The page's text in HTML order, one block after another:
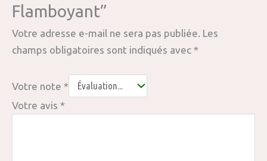
Flamboyant”
Votre adresse e-mail ne sera pas publiée. Les
champs obligatoires sont indiqués avec *
Votre note *
Votre avis *